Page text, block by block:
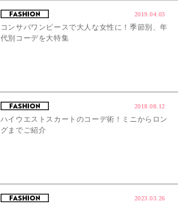
2019.04.03
コンサバワンピースで大人な女性に！季節別、年
代別コーデを大特集
2018.08.12
ハイウエストスカートのコーデ術！ミニからロン
グまでご紹介
2023.03.26